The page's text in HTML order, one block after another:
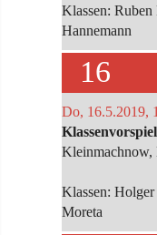
Klassen:
Hannemann
16
Do, 16.5.2019,
Kleinmachnow,
Klassen:
Moreta